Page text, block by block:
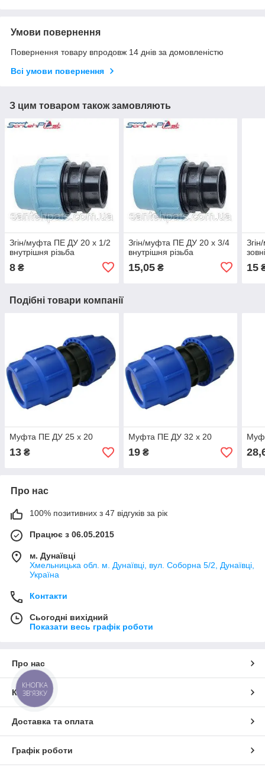
Умови повернення
Повернення товару впродовж 14 днів за домовленістю
Всі умови повернення
З цим товаром також замовляють
Згін/муфта ПЕ ДУ 20 х 1/2
внутрішня різьба
8 ₴
Згін/муфта ПЕ ДУ 20 х 3/4
внутрішня різьба
15,05₴ 15
Подібні товари компанії
Муфта ПЕ ДУ 25 х 20
13 ₴
Муфта ПЕ ДУ 32 х 20
19₴
Про нас
100% позитивних з 47 відгуків за рік
Працює з 06.05.2015
м. Дунаївці
Хмельницька обл. м. Дунаївці, вул. Соборна 5/2, Дунаївці,
Україна
Контакти
Сьогодні вихідний
Показати весь графік роботи
Про нас
Контакти
Доставка та оплата
Графік роботи
КНОПКА
ЗВ'ЯЗКУ